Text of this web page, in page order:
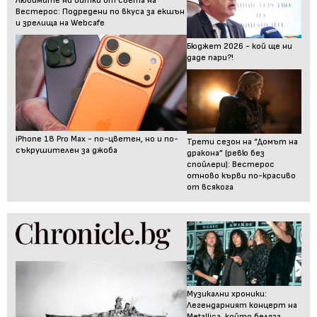
Вестерос: Подредени по вкуса за екшън
и зрелища на Webcafe
iPhone 18 Pro Max - по-цветен, но и по-
съкрушителен за джоба
Бюджет 2026 - кой ще ни
даде пари?!
Трети сезон на “Домът на
дракона” (ревю без
спойлери): Вестерос
отново кърви по-красиво
от всякога
Музикални хроники:
Легендарният концерт на